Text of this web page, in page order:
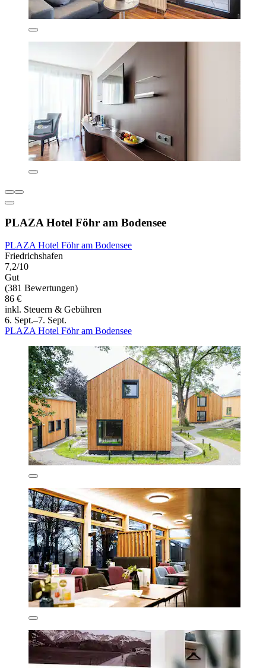
PLAZA Hotel Föhr am Bodensee
PLAZA Hotel Föhr am Bodensee
Friedrichshafen
7,2/10
Gut
(381 Bewertungen)
86 €
inkl. Steuern & Gebühren
6. Sept.–7. Sept.
PLAZA Hotel Föhr am Bodensee